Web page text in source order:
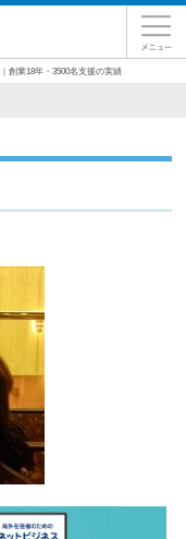
創業18年・3500名支援の実績